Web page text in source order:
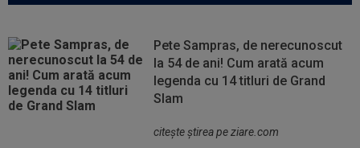
Pete Sampras, de nerecunoscut
la 54 de ani! Cum arată acum
legenda cu 14 titluri de Grand
Slam
citeşte ştirea pe ziare.com